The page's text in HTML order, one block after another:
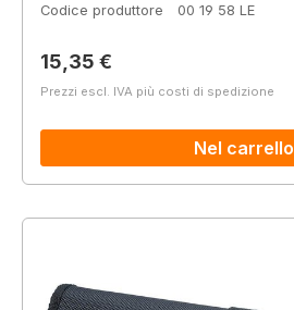
Codice produttore
00 19 58 LE
Prezzo normale:
15,35 €
Prezzi escl. IVA più costi di spedizione
Nel carrello